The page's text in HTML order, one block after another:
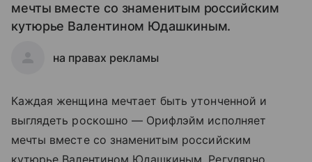
мечты вместе со знаменитым российским
кутюрье Валентином Юдашкиным.
на правах рекламы
Каждая женщина мечтает быть утонченной и
выглядеть роскошно — Орифлэйм исполняет
мечты вместе со знаменитым российским
кутюрье Валентином Юдашкиным. Регулярно